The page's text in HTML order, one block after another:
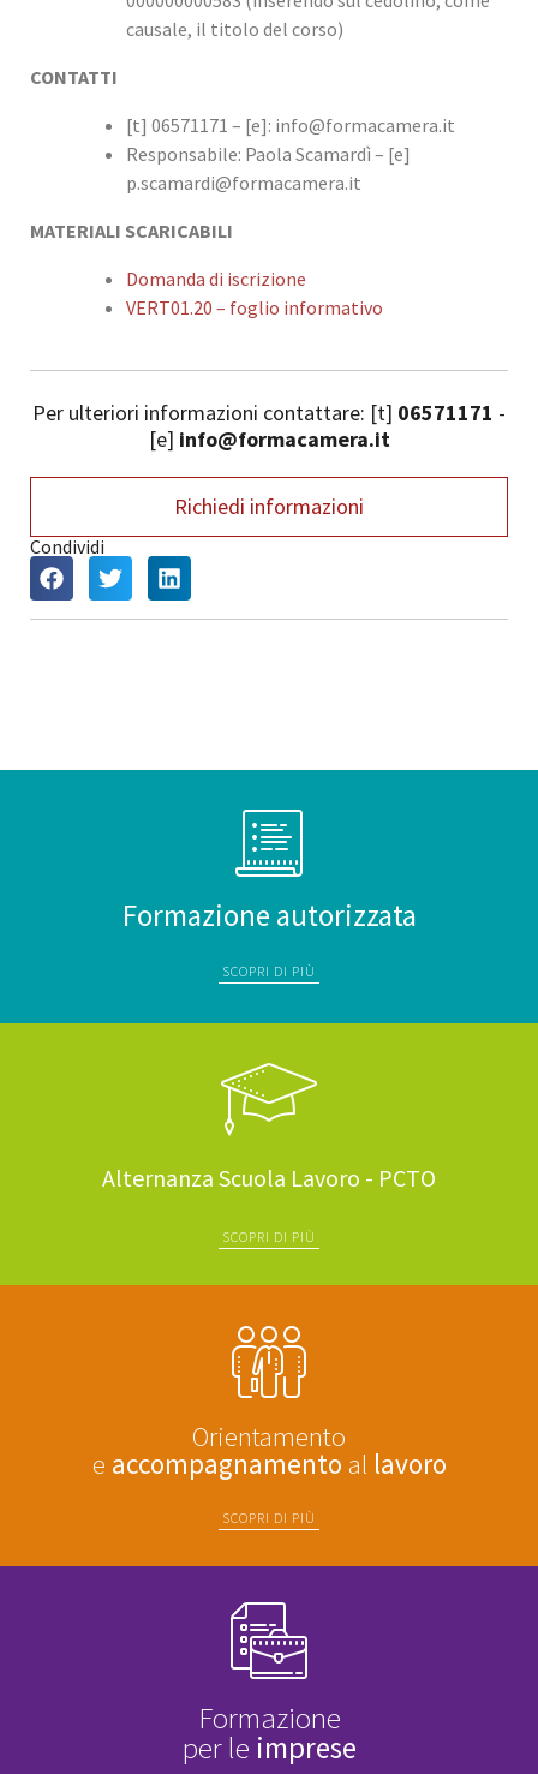
causale, il titolo del corso)
CONTATTI
[t] 06571171 – [e]: info@formacamera.it
Responsabile: Paola Scamardì – [e]
p.scamardi@formacamera.it
MATERIALI SCARICABILI
Domanda di iscrizione
VERT01.20 – foglio informativo
Per ulteriori informazioni contattare: [t] 06571171 -
[e] info@formacamera.it
Richiedi informazioni
Condividi
Formazione autorizzata
SCOPRI DI PIÙ
Alternanza Scuola Lavoro - PCTO
SCOPRI DI PIÙ
Orientamento
e accompagnamento al lavoro
SCOPRI DI PIÙ
Formazione
per le imprese